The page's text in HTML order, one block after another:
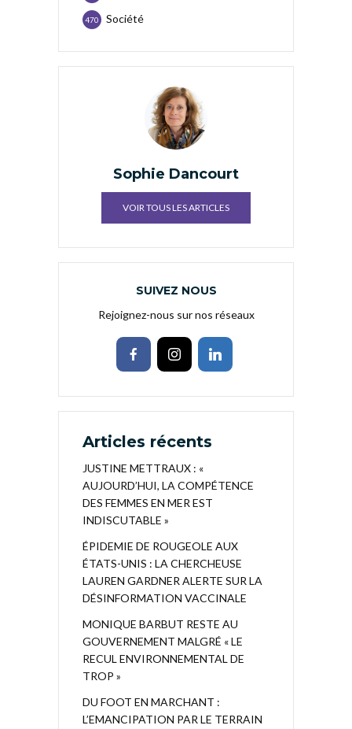
Société
470
Sophie Dancourt
VOIR TOUS LES ARTICLES
SUIVEZ NOUS
Rejoignez-nous sur nos réseaux
Articles récents
JUSTINE METTRAUX : «
AUJOURD’HUI, LA COMPÉTENCE
DES FEMMES EN MER EST
INDISCUTABLE »
ÉPIDEMIE DE ROUGEOLE AUX
ÉTATS-UNIS : LA CHERCHEUSE
LAUREN GARDNER ALERTE SUR LA
DÉSINFORMATION VACCINALE
MONIQUE BARBUT RESTE AU
GOUVERNEMENT MALGRÉ « LE
RECUL ENVIRONNEMENTAL DE
TROP »
DU FOOT EN MARCHANT :
L’EMANCIPATION PAR LE TERRAIN